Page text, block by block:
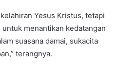
Yesus Kristus, tetapi
menantikan kedatangan
suasana damai, sukacita
terangnya.